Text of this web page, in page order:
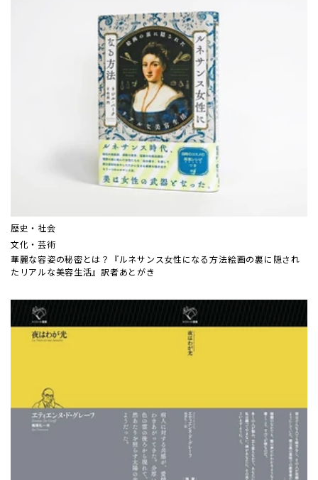
歴史・社会
文化・芸術
華麗な容姿の秘密とは？『ルネサンス女性になる方法――絵画の裏に隠され
たリアルな美容生活』訳者あとがき